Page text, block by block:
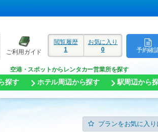
予約確
閲覧履歴
1
お気に入り
0
ご利用ガイド
空港・スポットからレンタカー営業所を探す
探す ホテル周辺から探す 駅周辺から
プランをお気に入り